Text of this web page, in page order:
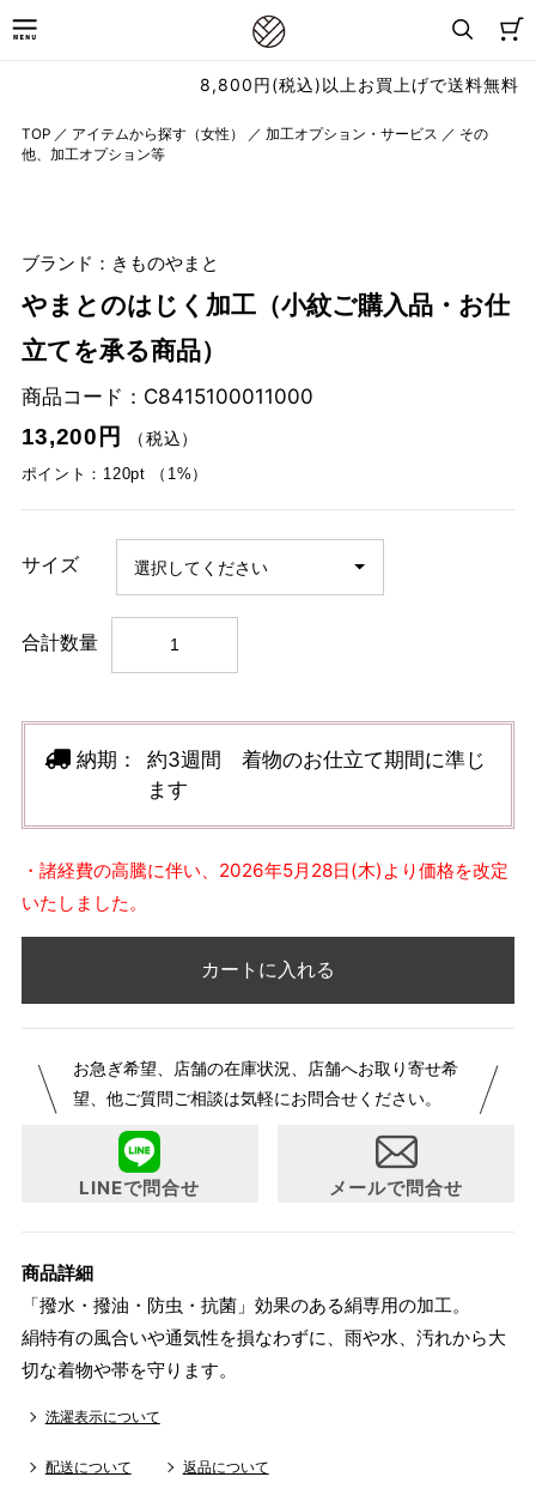
8,800円(税込)以上お買上げで送料無料
TOP ／ アイテムから探す（女性） ／ 加工オプション・サービス ／ その
他、加工オプション等
ブランド：きものやまと
やまとのはじく加工（小紋ご購入品・お仕
立てを承る商品）
商品コード： C8415100011000
13,200円
（税込）
ポイント：120pt （1%）
サイズ
合計数量
納期：
約3週間 着物のお仕立て期間に準じ
ます
・諸経費の高騰に伴い、2026年5月28日(木)より価格を改定
いたしました。
カートに入れる
お急ぎ希望、店舗の在庫状況、店舗へお取り寄せ希
望、他ご質問ご相談は気軽にお問合せください。
LINEで問合せ メールで問合せ
商品詳細
「撥水・撥油・防虫・抗菌」効果のある絹専用の加工。
絹特有の風合いや通気性を損なわずに、雨や水、汚れから大
切な着物や帯を守ります。
洗濯表示について
配送について 返品について